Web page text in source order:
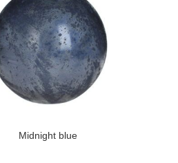
Midnight blue